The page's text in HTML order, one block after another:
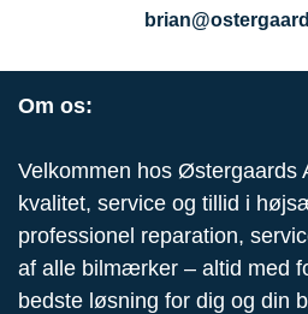
Om os:
Velkommen hos Østergaards
kvalitet, service og tillid i
professionel reparation,
af alle bilmærker – altid med
bedste løsning for dig og din